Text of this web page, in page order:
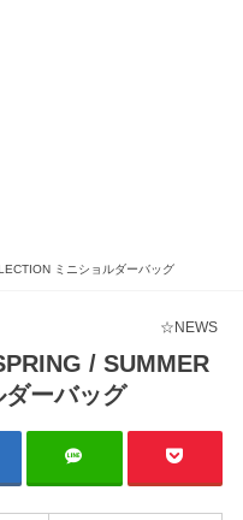
ミニショルダーバッグ
☆NEWS
/ SUMMER
ーバッグ